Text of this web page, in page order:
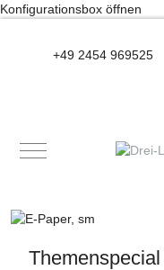
Konfigurationsbox öffnen
+49 2454 969525
Mobile Menu Toggle